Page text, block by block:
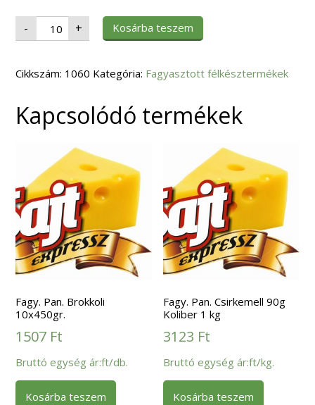
- Fagy.
Almás
Krokett
x
+ Kosárba teszem
Cikkszám: 1060 Kategória: Fagyasztott félkésztermékek
Kapcsolódó termékek
Fagy. Pan. Brokkoli
10x450gr.
1507 Ft
Bruttó egység ár:ft/db.
Kosárba teszem
Fagy. Pan. Csirkemell 90g
Koliber 1 kg
3123 Ft
Bruttó egység ár:ft/kg.
Kosárba teszem